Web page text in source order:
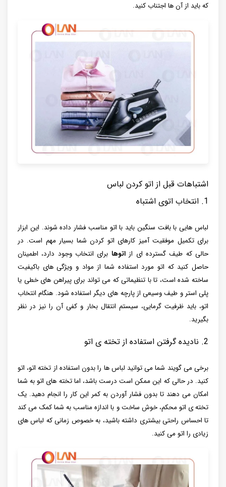
که باید از آن ها اجتناب کنید.
اشتباهات قبل از اتو کردن لباس
1. انتخاب اتوی اشتباه
لباس هایی با بافت سنگین باید با اتو مناسب فشار داده شوند. این ابزار
برای تکمیل موفقیت آمیز کارهای اتو کردن شما بسیار مهم است. در
حالی که طیف گسترده ای ازاتوها برای انتخاب وجود دارد، اطمینان
حاصل کنید که اتو مورد استفاده شما از مواد و ویژگی های باکیفیت
ساخته شده است، تا با تنظیماتی که می تواند برای پیراهن های خطی یا
پلی استر و طیف وسیعی از پارچه های دیگر استفاده شود. هنگام انتخاب
اتو، باید ظرفیت گرمایی، سیستم انتقال بخار و کفی آن را نیز در نظر
بگیرید.
2. نادیده گرفتن استفاده از تخته ی اتو
برخی می گویند شما می توانید لباس ها را بدون استفاده از تخته اتو، اتو
کنید. در حالی که این ممکن است درست باشد، اما تخته های اتو به شما
امکان می دهند تا بدون فشار آوردن به کمر این کار را انجام دهید. یک
تخته ی اتو محکم، خوش ساخت و با اندازه مناسب به شما کمک می کند
تا احساس راحتی بیشتری داشته باشید، به خصوص زمانی که لباس های
زیادی را اتو می کنید.